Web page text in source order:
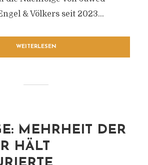
& Völkers seit 2023...
WEITERLESEN
MEHRHEIT DER
HÄLT